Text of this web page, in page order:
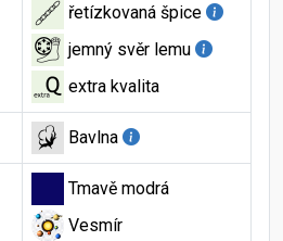
řetízkovaná špice
jemný svěr lemu
extra kvalita
Bavlna
Tmavě modrá
Vesmír